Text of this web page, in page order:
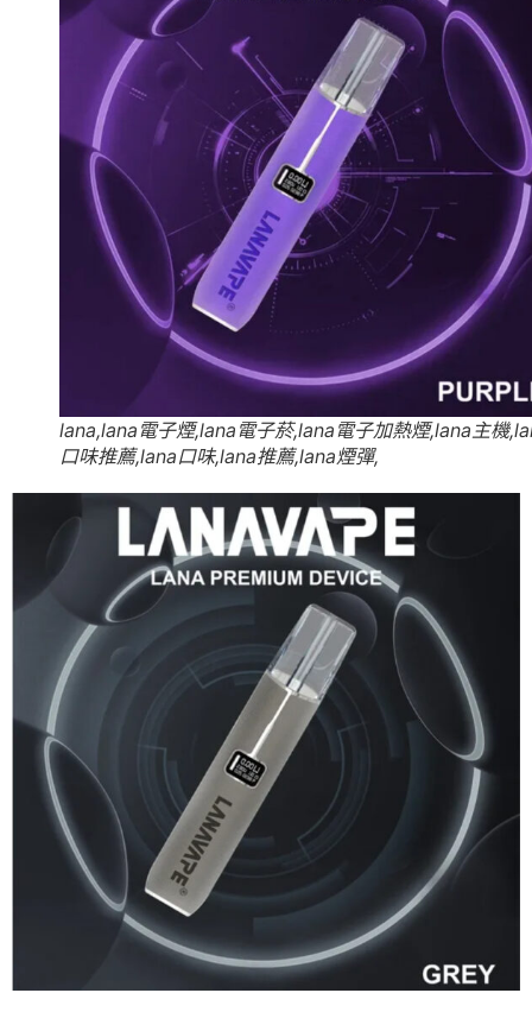
lana,lana電子煙,lana電子菸,lana電子加熱煙,lana主機
口味推薦,lana口味,lana推薦,lana煙彈,